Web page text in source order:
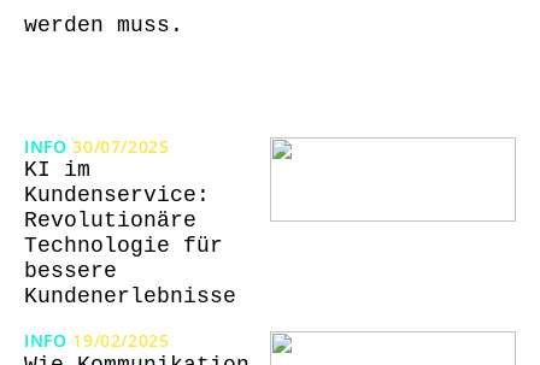
werden muss.
INFO 30/07/2025
KI im
Kundenservice:
Revolutionäre
Technologie für
bessere
Kundenerlebnisse
INFO 19/02/2025